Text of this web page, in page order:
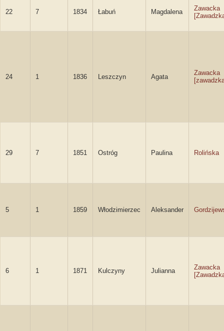
22 7 1834 Łabuń Magdalena
Zawacka
24 1 1836 Leszczyn Agata
Zawacka
29 7 1851 Ostróg Paulina Rolińska
5 1 1859 Włodzimierzec Aleksander
6 1 1871 Kulczyny Julianna
Zawacka